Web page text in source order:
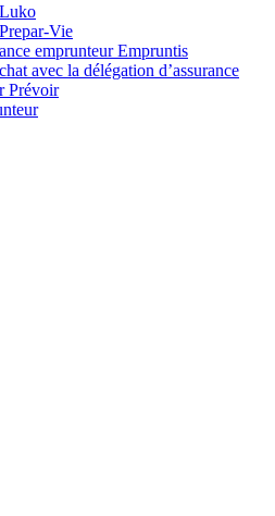
Vie
emprunteur Empruntis
avec la délégation d’assurance
Prévoir